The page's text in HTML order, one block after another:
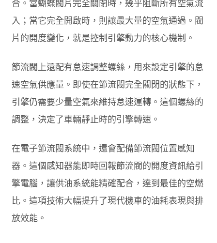
合。當蝴蝶閥片完全關閉時，幾乎阻斷所有空氣流
入；當它完全開啟時，則讓最大量的空氣通過。閥
片的開度變化，就是控制引擎動力的核心機制。
節流閥上還配有怠速調整螺絲，用來設定引擎的怠
速空氣供應量。即使在節流閥完全關閉的狀態下，
引擎仍需要少量空氣來維持怠速運轉。這個螺絲的
調整，決定了車輛靜止時的引擎轉速。
在電子節流閥系統中，還會配備節流閥位置感知
器。這個感知器能即時回報節流閥的開度資訊給引
擎電腦，讓供油系統能精確配合，達到最佳的空燃
比。這項技術大幅提升了現代機車的油耗表現與排
放效能。